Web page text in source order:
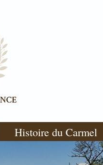
Histoire du Carmel